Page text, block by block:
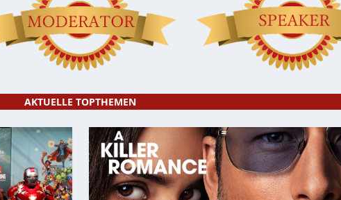
AKTUELLE TOPTHEMEN